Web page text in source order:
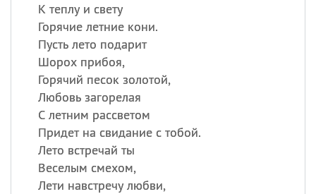
К теплу и свету
Горячие летние кони.
Пусть лето подарит
Шорох прибоя,
Горячий песок золотой,
Любовь загорелая
С летним рассветом
Придет на свидание с тобой.
Лето встречай ты
Веселым смехом,
Лети навстречу любви,